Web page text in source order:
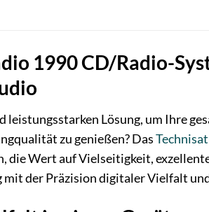
1990 CD/Radio-
leistungsstarken Lösung, um Ihre
zu genießen? DasTechnisat
die Wert auf Vielseitigkeit,
der Präzision digitaler Vielfalt